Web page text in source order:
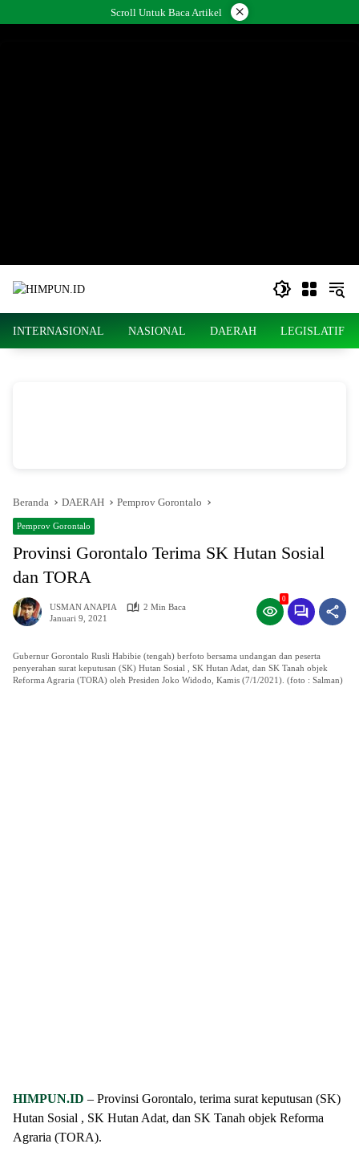
ke
Scroll Untuk Baca Artikel ×
INTERNASIONAL NASIONAL DAERAH LEGISLATIF
Beranda DAERAH Pemprov Gorontalo
Pemprov Gorontalo
Provinsi Gorontalo Terima SK Hutan Sosial
dan TORA
USMAN ANAPIA
2 Min Baca
Januari 9, 2021
0
Gubernur Gorontalo Rusli Habibie (tengah) berfoto bersama undangan dan peserta
penyerahan surat keputusan (SK) Hutan Sosial , SK Hutan Adat, dan SK Tanah objek
Reforma Agraria (TORA) oleh Presiden Joko Widodo, Kamis (7/1/2021). (foto : Salman)
HIMPUN.ID – Provinsi Gorontalo, terima surat keputusan (SK)
Hutan Sosial , SK Hutan Adat, dan SK Tanah objek Reforma
Agraria (TORA).